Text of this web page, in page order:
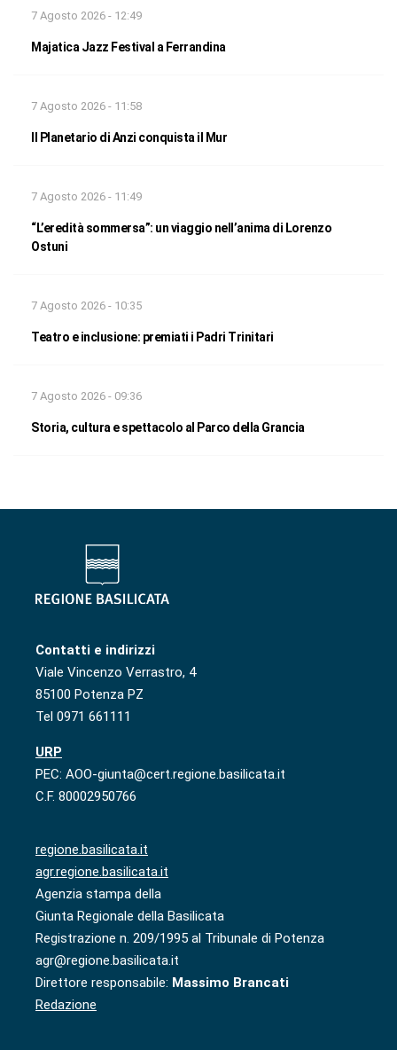
7 Agosto 2026 - 12:49
Majatica Jazz Festival a Ferrandina
7 Agosto 2026 - 11:58
Il Planetario di Anzi conquista il Mur
7 Agosto 2026 - 11:49
“L’eredità sommersa”: un viaggio nell’anima di Lorenzo
Ostuni
7 Agosto 2026 - 10:35
Teatro e inclusione: premiati i Padri Trinitari
7 Agosto 2026 - 09:36
Storia, cultura e spettacolo al Parco della Grancia
Contatti e indirizzi
Viale Vincenzo Verrastro, 4
85100 Potenza PZ
Tel 0971 661111
URP
PEC: AOO-giunta@cert.regione.basilicata.it
C.F. 80002950766
regione.basilicata.it
agr.regione.basilicata.it
Agenzia stampa della
Giunta Regionale della Basilicata
Registrazione n. 209/1995 al Tribunale di Potenza
agr@regione.basilicata.it
Direttore responsabile: Massimo Brancati
Redazione